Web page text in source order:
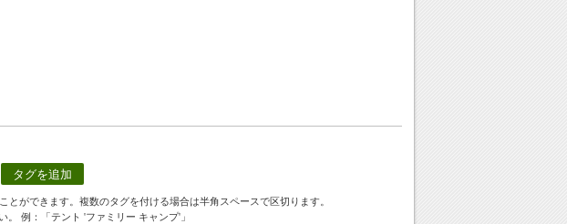
タグを追加
ができます。複数のタグを付ける場合は半角スペースで区切ります。
例：「テント 'ファミリー キャンプ'」